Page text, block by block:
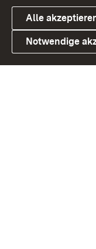
Link zum
Alle
Notwendige